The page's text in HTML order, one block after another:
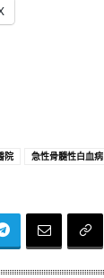
院 急性骨髓性白血病